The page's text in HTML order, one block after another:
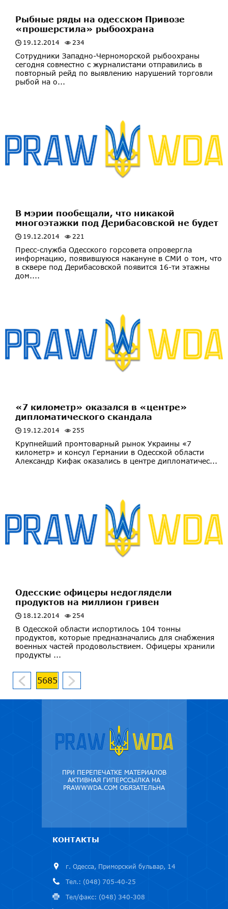
Рыбные ряды на одесском Привозе
«прошерстила» рыбоохрана
19.12.2014 234
Сотрудники Западно-Черноморской рыбоохраны
сегодня совместно с журналистами отправились в
повторный рейд по выявлению нарушений торговли
рыбой на о...
В мэрии пообещали, что никакой
многоэтажки под Дерибасовской не будет
19.12.2014 221
Пресс-служба Одесского горсовета опровергла
информацию, появившуюся накануне в СМИ о том, что
в сквере под Дерибасовской появится 16-ти этажны
дом....
«7 километр» оказался в «центре»
дипломатического скандала
19.12.2014 255
Крупнейший промтоварный рынок Украины «7
километр» и консул Германии в Одесской области
Александр Кифак оказались в центре дипломатичес...
Одесские офицеры недоглядели
продуктов на миллион гривен
18.12.2014 254
В Одесской области испортилось 104 тонны
продуктов, которые предназначались для снабжения
военных частей продовольствием. Офицеры хранили
продукты ...
5685
ПРИ ПЕРЕПЕЧАТКЕ МАТЕРИАЛОВ
АКТИВНАЯ ГИПЕРССЫЛКА НА
PRAWWWDA.COM ОБЯЗАТЕЛЬНА
КОНТАКТЫ
г. Одесса, Приморский бульвар, 14
Тел.: (048) 705-40-25
Тел/факс: (048) 340-308